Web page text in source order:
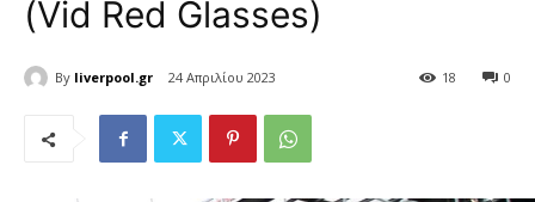
(Vid Red Glasses)
By liverpool.gr 24 Απριλίου 2023 0
18